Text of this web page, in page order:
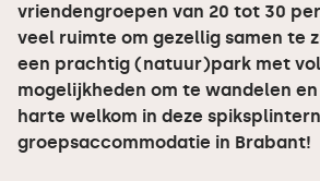
vriendengroepen van 20 tot 30
veel ruimte om gezellig samen te
een prachtig (natuur)park met
mogelijkheden om te wandelen
harte welkom in deze
groepsaccommodatie in Brabant!